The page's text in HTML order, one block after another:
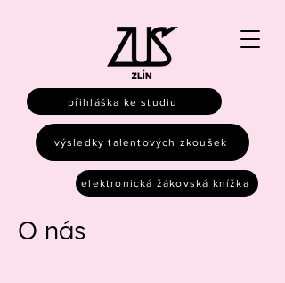
přihláška ke studiu
výsledky talentových zkoušek
elektronická žákovská knížka
O nás